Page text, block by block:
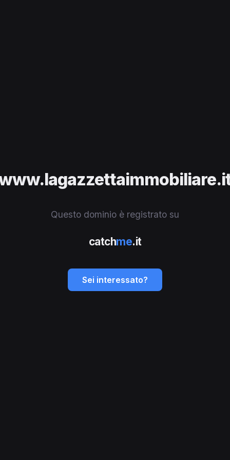
Questo dominio è registrato su
catchme.it
Sei interessato?